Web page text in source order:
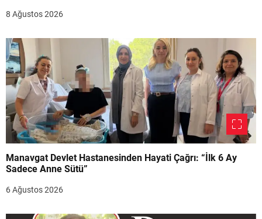
8 Ağustos 2026
Manavgat Devlet Hastanesinden Hayati Çağrı: “İlk 6 Ay
Sadece Anne Sütü”
6 Ağustos 2026